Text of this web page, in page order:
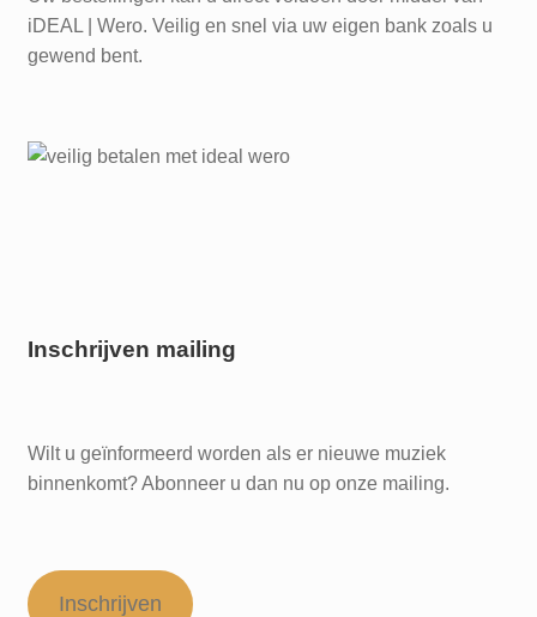
iDEAL | Wero. Veilig en snel via uw eigen bank zoals u
gewend bent.
Inschrijven mailing
Wilt u geïnformeerd worden als er nieuwe muziek
binnenkomt? Abonneer u dan nu op onze mailing.
Inschrijven